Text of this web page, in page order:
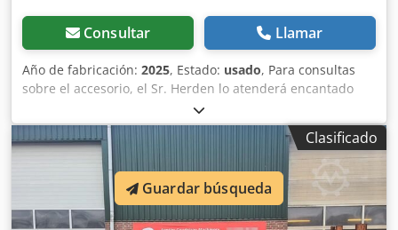
Consultar Llamar
Año de fabricación: 2025, Estado: usado, Para consultas
sobre el accesorio, el Sr. Herden lo atenderá encantado
(teléfono: ). Cazo variable Holp VL.112.700 / MS10 /
HARDOX / Placas de desgaste / Año de fabricación: 2025 /
NUEVO / en stock y disponible de inmediato. Precio:
6.290,00 € neto / 7.485,10 € bruto - Excavadoras de - a: 14
toneladas – 25 toneladas - Peso propio aprox.: 570 kg -
Capacidad SAE: 700 litros - Ángulo de inclinación: 54 ° -
Radio en el fondo de la excavación: 150 mm - Incluye
Clasificado
Guardar búsqueda